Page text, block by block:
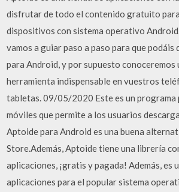
disfrutar de todo el contenido gratuito
dispositivos con sistema operativo
vamos a guiar paso a paso para que
para Android, y por supuesto conoceremos
herramienta indispensable en vuestros
tabletas. 09/05/2020 Este es un programa
móviles que permite a los usuarios
Aptoide para Android es una buena
Store.Además, Aptoide tiene una librería
aplicaciones, ¡gratis y pagada! Además, es
aplicaciones para el popular sistema